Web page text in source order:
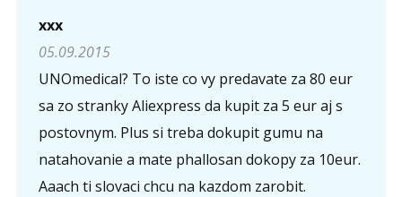
xxx
05.09.2015
UNOmedical? To iste co vy predavate za 80 eur
sa zo stranky Aliexpress da kupit za 5 eur aj s
postovnym. Plus si treba dokupit gumu na
natahovanie a mate phallosan dokopy za 10eur.
Aaach ti slovaci chcu na kazdom zarobit.